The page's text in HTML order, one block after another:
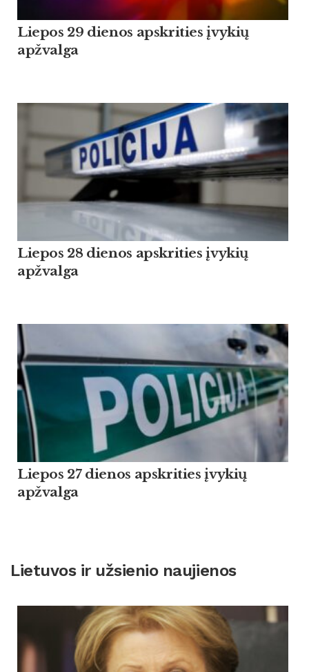
Liepos 29 dienos apskrities įvykių
apžvalga
Liepos 28 dienos apskrities įvykių
apžvalga
Liepos 27 dienos apskrities įvykių
apžvalga
Lietuvos ir užsienio naujienos